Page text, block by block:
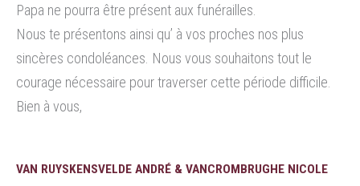
Papa ne pourra être présent aux funérailles.
Nous te présentons ainsi qu’ à vos proches nos plus
sincères condoléances. Nous vous souhaitons tout le
courage nécessaire pour traverser cette période difficile.
Bien à vous,
VAN RUYSKENSVELDE ANDRÉ & VANCROMBRUGHE NICOLE